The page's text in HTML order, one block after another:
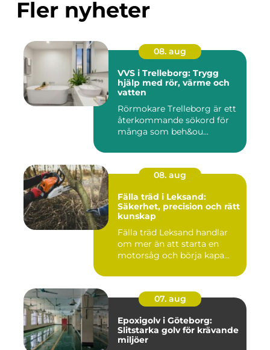
Fler nyheter
08. aug
VVS i Trelleborg: Trygg
hjälp med rör, värme och
vatten
Rörmokare Trelleborg är ett
återkommande sökord för
många som beh&ou...
08. aug
Fälla träd i Leksand:
Säkerhet, precision och rätt
kunskap
Fälla träd Leksand handlar
om mer än att starta en
motorsåg och börja kapa...
07. aug
Epoxigolv i Göteborg:
Slitstarka golv för krävande
miljöer